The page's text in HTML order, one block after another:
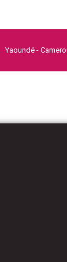
Yaoundé -